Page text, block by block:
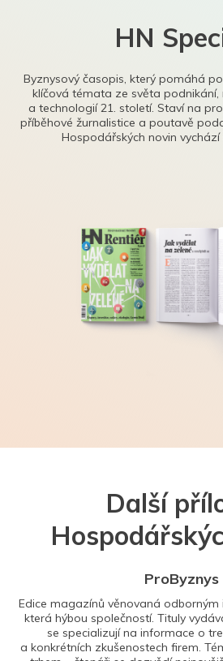
HN
Byznysový časopis, který pomáhá
klíčová témata ze světa
a technologií 21. století. Staví na
příběhové žurnalistice a poutavě
Hospodářských novin
Další
ProByznys
Edice magazínů věnovaná odborným
která hýbou společností. Tituly
se specializují na informace o
a konkrétních zkušenostech firem.